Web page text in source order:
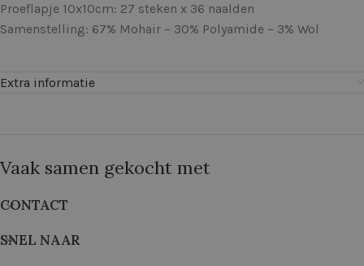
Proeflapje 10x10cm: 27 steken x 36 naalden
Samenstelling: 67% Mohair – 30% Polyamide – 3% Wol
Extra informatie
Vaak samen gekocht met
CONTACT
SNEL NAAR